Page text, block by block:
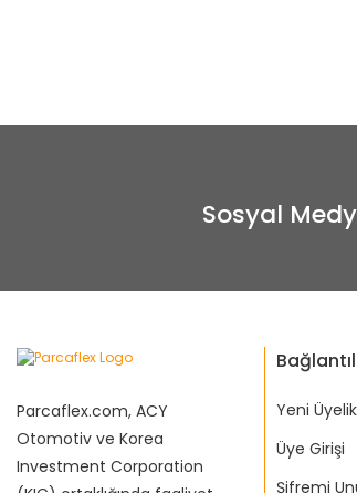
Sosyal
Parcaflex.com, ACY
Otomotiv ve Korea
Investment Corporation
Yeni Üyelik
Üye Girişi
Şifremi